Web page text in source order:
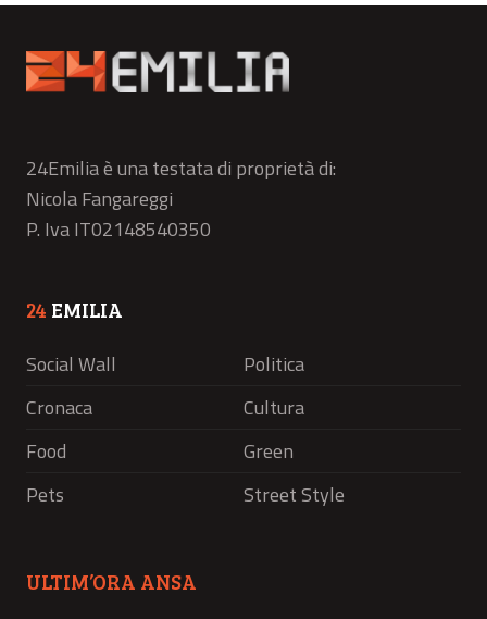
24Emilia è una testata di proprietà di:
Nicola Fangareggi
P. Iva IT02148540350
24 EMILIA
Social Wall
Politica
Cronaca
Cultura
Food
Green
Pets
Street Style
ULTIM’ORA ANSA